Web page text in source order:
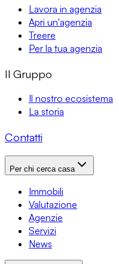
Lavora in agenzia
Apri un'agenzia
Treere
Per la tua agenzia
Il Gruppo
Il nostro ecosistema
La storia
Contatti
Per chi cerca casa
Immobili
Valutazione
Agenzie
Servizi
News